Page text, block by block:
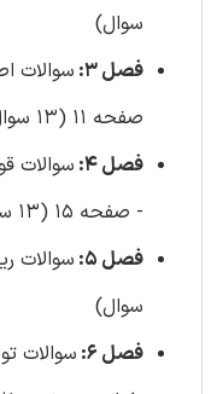
سوال)
فصل 3:
سوالات
صفحه 11 (13 سوال)
فصل 4:
سوالات
- صفحه 15 (13 سوال)
فصل 5:
سوال)
فصل 6:
سوالات